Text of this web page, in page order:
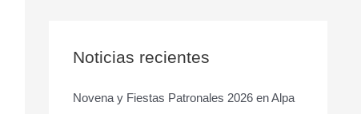
a
p
Noticias recientes
Novena y Fiestas Patronales 2026 en Alpa